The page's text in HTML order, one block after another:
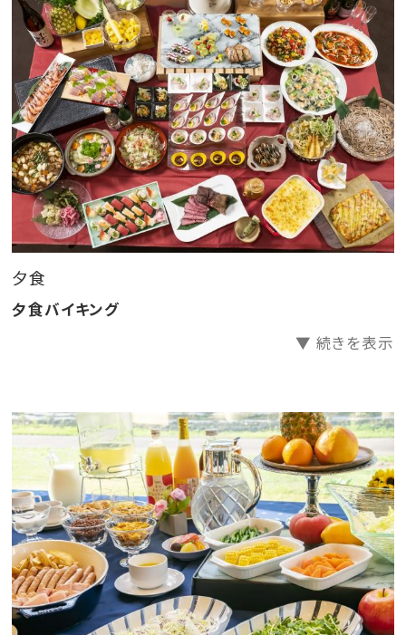
夕食
夕食バイキング
▼ 続きを表示